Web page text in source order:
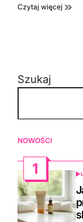
Czytaj więcej
Szukaj
NOWOŚCI
1
IN